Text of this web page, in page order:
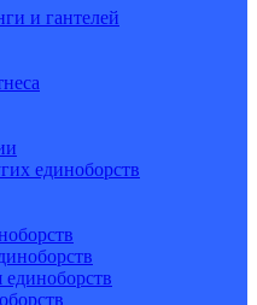
и гантелей
единоборств
единоборств